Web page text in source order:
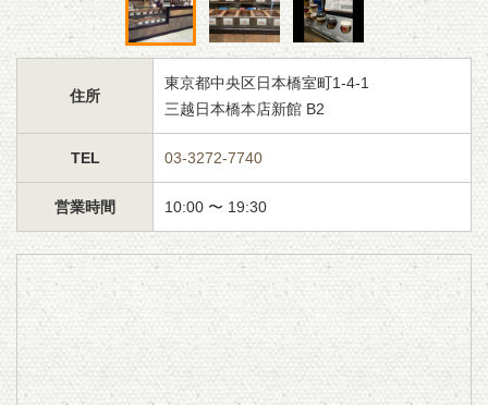
住所
東京都中央区日本橋室町1-4-1
三越日本橋本店新館 B2
TEL 03-3272-7740
営業時間 10:00 〜 19:30